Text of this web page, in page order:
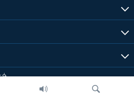
ທີ່